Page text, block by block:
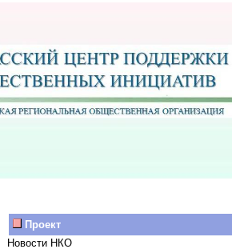
Проект
Новости НКО